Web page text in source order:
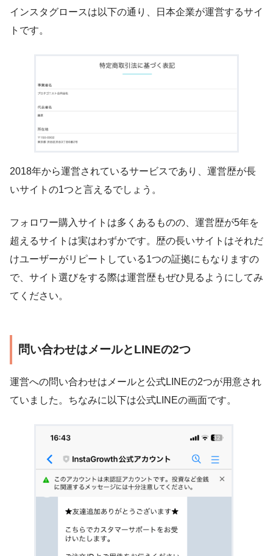
インスタグロースは以下の通り、日本企業が運営するサイ
トです。
2018年から運営されているサービスであり、運営歴が長
いサイトの1つと言えるでしょう。
フォロワー購入サイトは多くあるものの、運営歴が5年を
超えるサイトは実はわずかです。歴の長いサイトはそれだ
けユーザーがリピートしている1つの証拠にもなりますの
で、サイト選びをする際は運営歴もぜひ見るようにしてみ
てください。
問い合わせはメールとLINEの2つ
運営への問い合わせはメールと公式LINEの2つが用意され
ていました。ちなみに以下は公式LINEの画面です。